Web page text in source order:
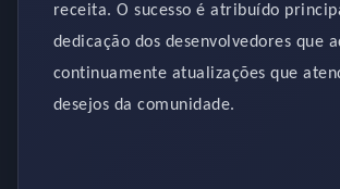
receita. O sucesso é atribuído
dedicação dos desenvolvedores que
continuamente atualizações que
desejos da comunidade.